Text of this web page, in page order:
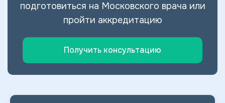
подготовиться на Московского врача или
пройти аккредитацию
Получить консультацию